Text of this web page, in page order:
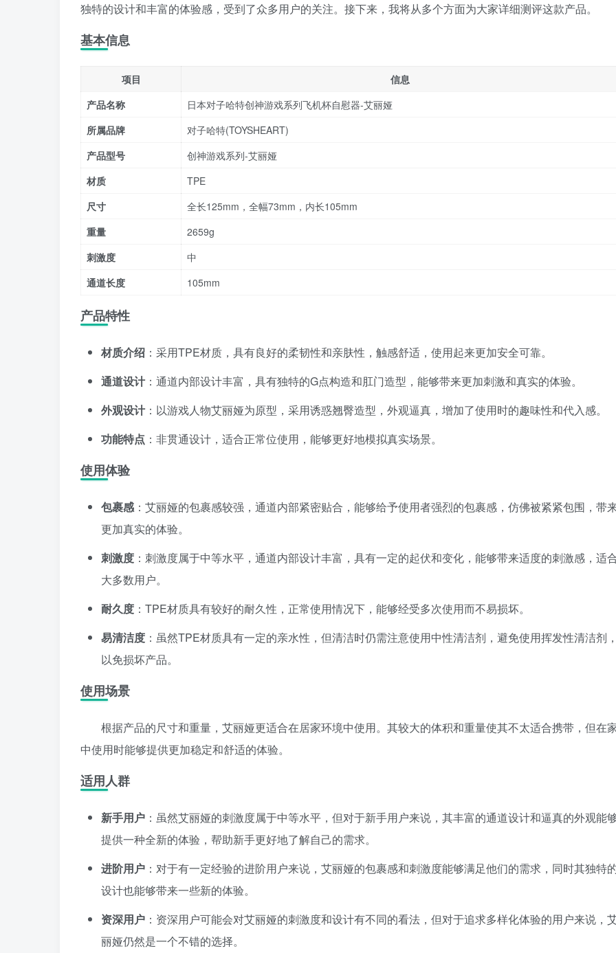
独特的设计和丰富的体验感，受到了众多用户的关注。接下来，我将从多个方面为大家详细测评这款产品。
基本信息
项目
信息
产品名称
日本对子哈特创神游戏系列飞机杯自慰器-艾丽娅
所属品牌
对子哈特(TOYSHEART)
产品型号
创神游戏系列-艾丽娅
材质
TPE
尺寸
全长125mm，全幅73mm，内长105mm
重量
2659g
刺激度
中
通道长度
105mm
产品特性
材质介绍 ：采用TPE材质，具有良好的柔韧性和亲肤性，触感舒适，使用起来更加安全可靠。
通道设计：通道内部设计丰富，具有独特的G点构造和肛门造型，能够带来更加刺激和真实的体验。
外观设计：以游戏人物艾丽娅为原型，采用诱惑翘臀造型，外观逼真，增加了使用时的趣味性和代入感。
功能特点 ：非贯通设计，适合正常位使用，能够更好地模拟真实场景。
使用体验
包裹感 ：艾丽娅的包裹感较强，通道内部紧密贴合，能够给予使用者强烈的包裹感，仿佛被紧紧包围，带
更加真实的体验。
刺激度 ：刺激度属于中等水平，通道内部设计丰富，具有一定的起伏和变化，能够带来适度的刺激感，适
大多数用户。
耐久度 ：TPE材质具有较好的耐久性，正常使用情况下，能够经受多次使用而不易损坏。
易清洁度 ：虽然TPE材质具有一定的亲水性，但清洁时仍需注意使用中性清洁剂，避免使用挥发性清洁剂，
以免损坏产品。
使用场景
根据产品的尺寸和重量，艾丽娅更适合在居家环境中使用。其较大的体积和重量使其不太适合携带，但在
中使用时能够提供更加稳定和舒适的体验。
适用人群
新手用户 ：虽然艾丽娅的刺激度属于中等水平，但对于新手用户来说，其丰富的通道设计和逼真的外观能
提供一种全新的体验，帮助新手更好地了解自己的需求。
进阶用户 ：对于有一定经验的进阶用户来说，艾丽娅的包裹感和刺激度能够满足他们的需求，同时其独特
设计也能够带来一些新的体验。
资深用户 ：资深用户可能会对艾丽娅的刺激度和设计有不同的看法，但对于追求多样化体验的用户来说，
丽娅仍然是一个不错的选择。